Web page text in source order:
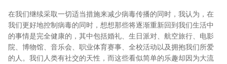
在我们继续采取一切适当措施来减少病毒传播的同时，我认为，在
我们更好地控制病毒的同时，想想那些将逐渐重新回到我们生活中
的事情是完全健康的，其中包括婚礼、生日派对、航空旅行、电影
院、博物馆、音乐会、职业体育赛事、全校活动以及拥抱我们所爱
的人。我们人类有社交的天性，而这些看似简单的乐趣却因为大流